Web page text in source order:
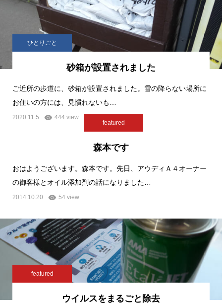
ひとりごと
砂箱が設置されました
ご近所の歩道に、砂箱が設置されました。雪の降らない場所に
お住いの方には、見慣れないも…
2020.11.5 444 view
featured
森本です
おはようございます。森本です。先日、アウディＡ４オーナー
の御客様とオイル添加剤の話になりました…
2014.10.20 54 view
featured
ウイルスをまるごと除去